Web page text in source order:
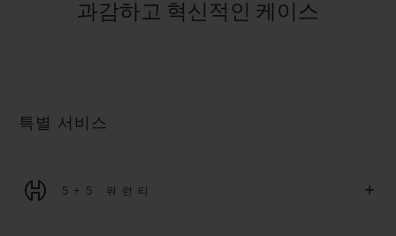
과감하고 혁신적인 케이스
특별 서비스
5+5 워런티 +